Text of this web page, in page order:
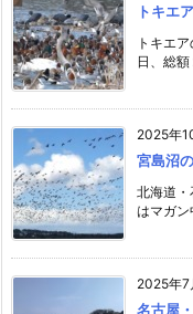
トキエ
トキエ
日、総
2025年
宮島沼
北海道
はマガン
2025年7
名古屋